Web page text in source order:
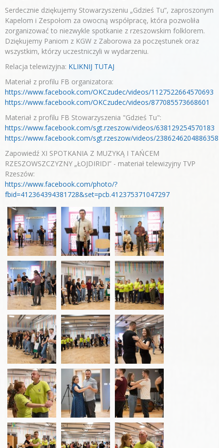
Serdecznie dziękujemy Stowarzyszeniu „Gdzieś Tu”, zaproszonym
Kapelom i Zespołom za owocną współpracę, która pozwoliła
zorganizować to niezwykle spotkanie z rzeszowskim folklorem.
Dziękujemy Paniom z KGW z Zaborowa za poczęstunek oraz
wszystkim, którzy uczestniczyli w wydarzeniu.
Relacja telewizyjna: KLIKNIJ TUTAJ
Materiał z profilu FB organizatora:
https://www.facebook.com/OKCzudec/videos/1127522664570693
https://www.facebook.com/OKCzudec/videos/877085573668601
Materiał z profilu FB Stowarzyszenia "Gdzieś Tu":
https://www.facebook.com/sgt.rzeszow/videos/638129254570183
https://www.facebook.com/sgt.rzeszow/videos/2386246204886358
Zapowiedź XI SPOTKANIA Z MUZYKĄ I TAŃCEM
RZESZOWSZCZYZNY „ŁOJDIRIDI” - materiał telewizyjny TVP
Rzeszów:
https://www.facebook.com/photo/?
fbid=412364394381728&set=pcb.412375371047297